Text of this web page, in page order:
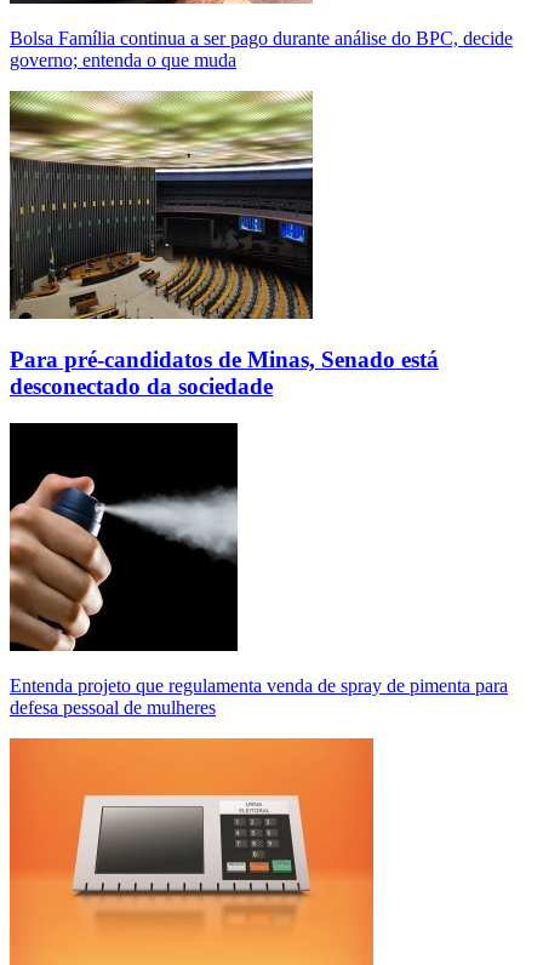
Bolsa Família continua a ser pago durante análise do BPC, decide
governo; entenda o que muda
Para pré-candidatos de Minas, Senado está
desconectado da sociedade
Entenda projeto que regulamenta venda de spray de pimenta para
defesa pessoal de mulheres